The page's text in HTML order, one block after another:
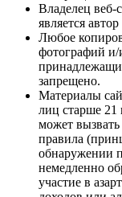
Владелец веб-
является
Любое
фотографий и/
запрещено.
Материалы
лиц старше 21
может
правила
обнаружении
немедленно
участие в